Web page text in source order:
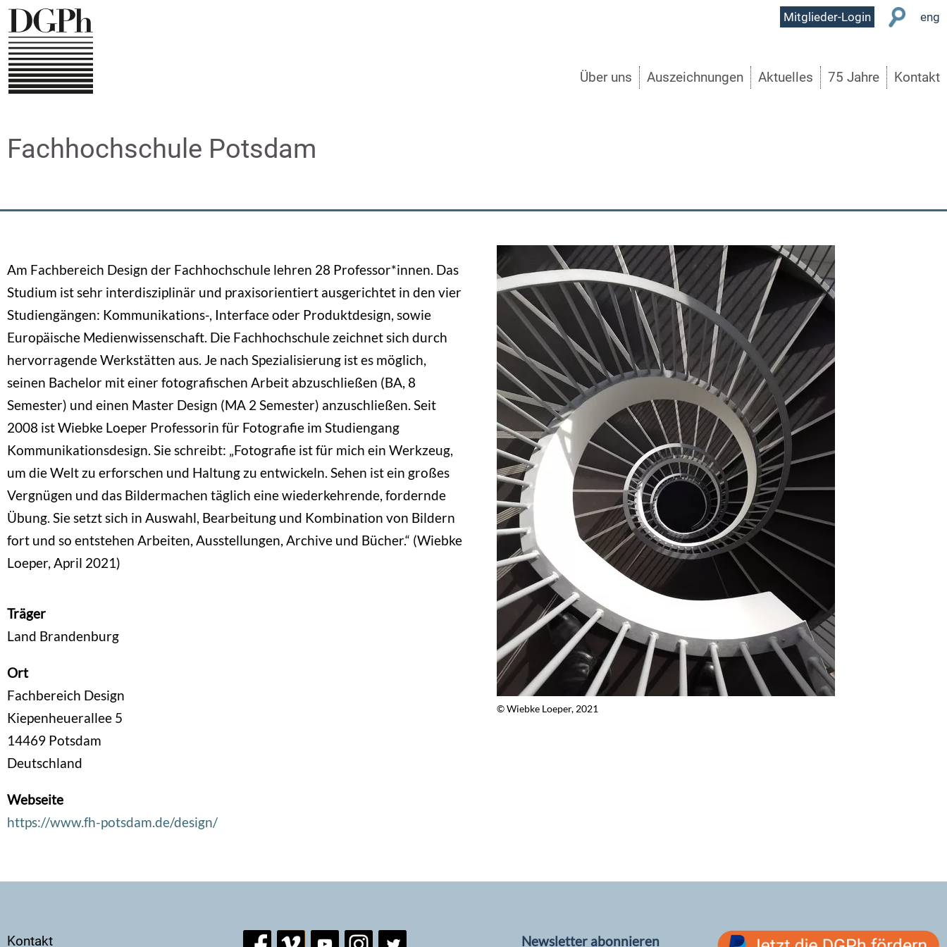
Direkt
zum
Inhalt
User
Mitglieder-Login eng
Über uns Auszeichnungen Aktuelles 75 Jahre Kontakt
Fachhochschule Potsdam
Am Fachbereich Design der Fachhochschule lehren 28 Professor*innen. Das
Studium ist sehr interdisziplinär und praxisorientiert ausgerichtet in den vier
Studiengängen: Kommunikations-, Interface oder Produktdesign, sowie
Europäische Medienwissenschaft. Die Fachhochschule zeichnet sich durch
hervorragende Werkstätten aus. Je nach Spezialisierung ist es möglich,
seinen Bachelor mit einer fotografischen Arbeit abzuschließen (BA, 8
Semester) und einen Master Design (MA 2 Semester) anzuschließen. Seit
2008 ist Wiebke Loeper Professorin für Fotografie im Studiengang
Kommunikationsdesign. Sie schreibt: „Fotografie ist für mich ein Werkzeug,
um die Welt zu erforschen und Haltung zu entwickeln. Sehen ist ein großes
Vergnügen und das Bildermachen täglich eine wiederkehrende, fordernde
Übung. Sie setzt sich in Auswahl, Bearbeitung und Kombination von Bildern
fort und so entstehen Arbeiten, Ausstellungen, Archive und Bücher.“ (Wiebke
Loeper, April 2021)
Träger
Land Brandenburg
Ort
Fachbereich Design
Kiepenheuerallee 5
14469 Potsdam
Deutschland
Webseite
https://www.fh-potsdam.de/design/
© Wiebke Loeper, 2021
Secondary
Kontakt Newsletter abonnieren